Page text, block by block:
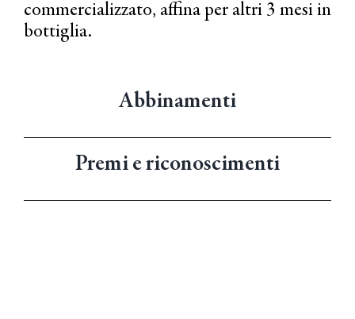
commercializzato, affina per altri 3 mesi in
bottiglia.
Abbinamenti
Premi e riconoscimenti